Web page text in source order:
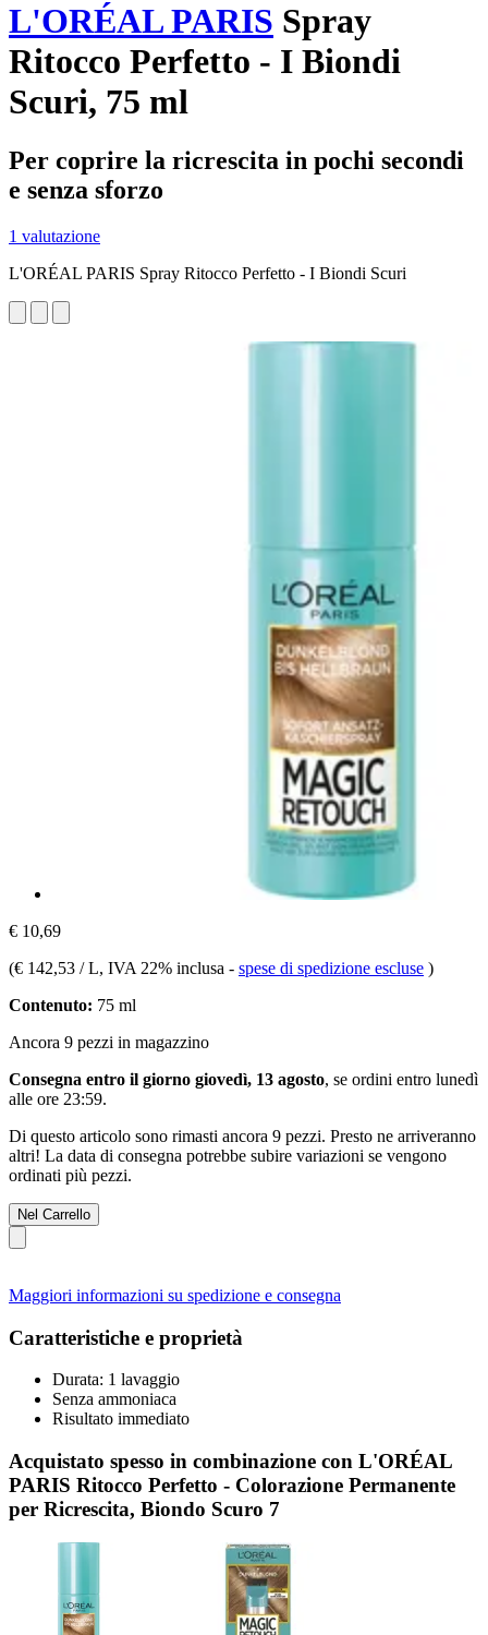
L'ORÉAL PARIS Spray
Ritocco Perfetto - I Biondi
Scuri, 75 ml
Per coprire la ricrescita in pochi secondi
e senza sforzo
1 valutazione
L'ORÉAL PARIS Spray Ritocco Perfetto - I Biondi Scuri
€ 10,69
(€ 142,53 / L, IVA 22% inclusa - spese di spedizione escluse )
Contenuto: 75 ml
Ancora 9 pezzi in magazzino
Consegna entro il giorno giovedì, 13 agosto, se ordini entro lunedì
alle ore 23:59.
Di questo articolo sono rimasti ancora 9 pezzi. Presto ne arriveranno
altri! La data di consegna potrebbe subire variazioni se vengono
ordinati più pezzi.
Nel Carrello
Maggiori informazioni su spedizione e consegna
Caratteristiche e proprietà
Durata: 1 lavaggio
Senza ammoniaca
Risultato immediato
Acquistato spesso in combinazione con L'ORÉAL
PARIS Ritocco Perfetto - Colorazione Permanente
per Ricrescita, Biondo Scuro 7